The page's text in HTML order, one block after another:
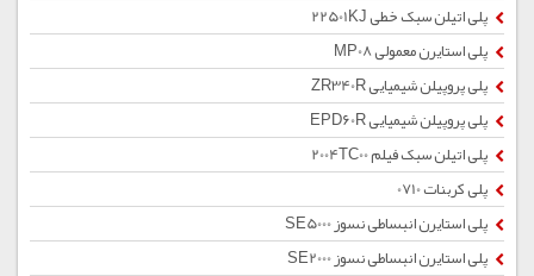
پلی اتیلن سبک خطی 22501KJ
پلی استایرن معمولی MP08
پلی پروپیلن شیمیایی ZR340R
پلی پروپیلن شیمیایی EPD60R
پلی اتیلن سبک فیلم 2004TC00
پلی کربنات 0710
پلی استایرن انبساطی نسوز SE5000
پلی استایرن انبساطی نسوز SE2000